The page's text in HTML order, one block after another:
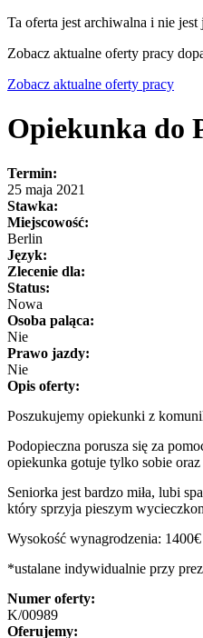
Ta oferta jest archiwalna i nie jest
Zobacz aktualne oferty pracy
Zobacz aktualne oferty pracy
Opiekunka do
Termin:
25 maja 2021
Stawka:
Miejscowość:
Berlin
Język:
Zlecenie dla:
Status:
Nowa
Osoba paląca:
Nie
Prawo jazdy:
Nie
Opis oferty:
Poszukujemy opiekunki z
Podopieczna porusza się za
opiekunka gotuje tylko sobie
Seniorka jest bardzo miła, lubi
który sprzyja pieszym
Wysokość wynagrodzenia:
*ustalane indywidualnie przy
Numer oferty:
K/00989
Oferujemy: